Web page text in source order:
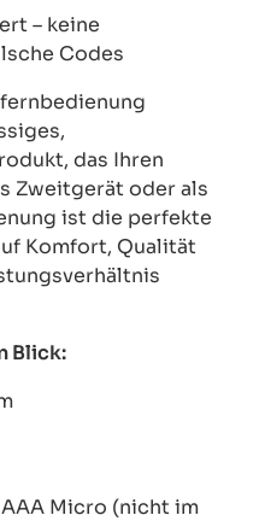
– keine
Codes
das Ihren
Zweitgerät oder als
ist die perfekte
Komfort, Qualität
Blick:
Micro (nicht im